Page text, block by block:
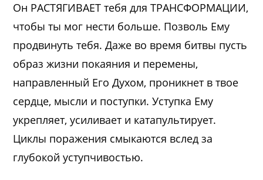
Он РАСТЯГИВАЕТ тебя для ТРАНСФОРМАЦИИ,
чтобы ты мог нести больше. Позволь Ему
продвинуть тебя. Даже во время битвы пусть
образ жизни покаяния и перемены,
направленный Его Духом, проникнет в твое
сердце, мысли и поступки. Уступка Ему
укрепляет, усиливает и катапультирует.
Циклы поражения смыкаются вслед за
глубокой уступчивостью.